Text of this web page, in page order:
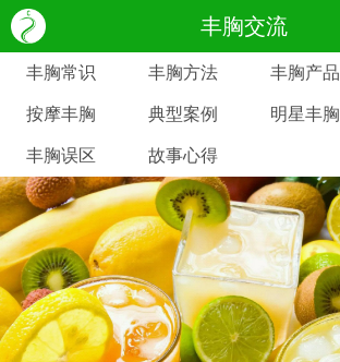
丰胸交流
丰胸常识 丰胸方法 丰胸产品
按摩丰胸 典型案例 明星丰胸
丰胸误区 故事心得